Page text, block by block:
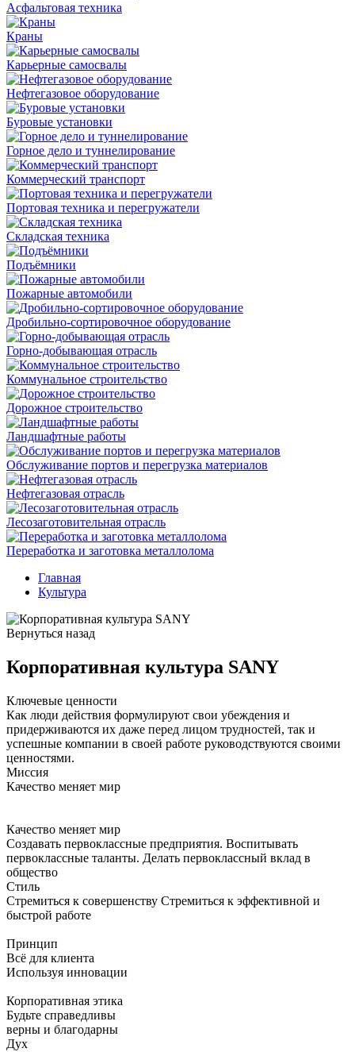
Асфальтовая техника
Краны
Карьерные самосвалы
Нефтегазовое оборудование
Буровые установки
Горное дело и туннелирование
Коммерческий транспорт
Портовая техника и перегружатели
Складская техника
Подъёмники
Пожарные автомобили
Дробильно-сортировочное оборудование
Горно-добывающая отрасль
Коммунальное строительство
Дорожное строительство
Ландшафтные работы
Обслуживание портов и перегрузка материалов
Нефтегазовая отрасль
Лесозаготовительная отрасль
Переработка и заготовка металлолома
Главная
Культура
Вернуться назад
Корпоративная культура SANY
Ключевые ценности
Как люди действия формулируют свои убеждения и
придерживаются их даже перед лицом трудностей, так и
успешные компании в своей работе руководствуются своими
ценностями.
Миссия
Качество меняет мир
Качество меняет мир
Создавать первоклассные предприятия. Воспитывать
первоклассные таланты. Делать первоклассный вклад в
общество
Стиль
Стремиться к совершенству Стремиться к эффективной и
быстрой работе
Принцип
Всё для клиента
Используя инновации
Корпоративная этика
Будьте справедливы
верны и благодарны
Дух